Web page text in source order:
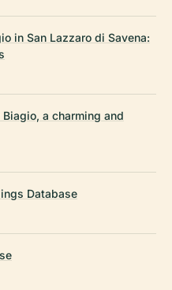
in San Lazzaro di Savena:
a charming and
Database